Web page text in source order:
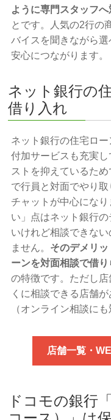
ように専門スタッフ
とです。人気の2行の
バイスを聞きながら
安心につながります。
ネット銀行の
借り入れ
ネット銀行の住宅ロ
付加サービスも充実
ストを抑えているた
で行員と対面でやり
チャットが中心にな
い」点はネット銀行
いけれど相談できな
ません。 そのデメリ
ーンを対面相談で借
の特徴です。ただし
くに相談できる店舗
（オンライン相談に
店舗一覧・
ドコモの銀行